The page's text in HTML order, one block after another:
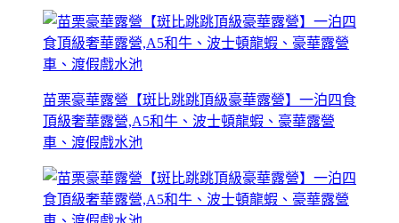
苗栗豪華露營【斑比跳跳頂級豪華露營】一泊四食
頂級奢華露營,A5和牛、波士頓龍蝦、豪華露營
車、渡假戲水池